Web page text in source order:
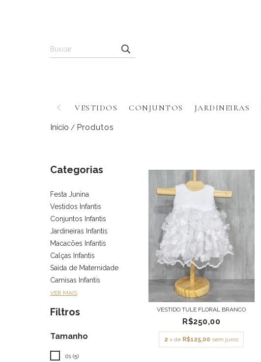
VESTIDOS CONJUNTOS JARDINEIRAS
Início / Produtos
Categorias
Festa Junina
Vestidos Infantis
Conjuntos Infantis
Jardineiras Infantis
Macacões Infantis
Calças Infantis
Saída de Maternidade
Camisas Infantis
VER MAIS
Filtros
Tamanho
01 (5)
VESTIDO TULE FLORAL BRANCO
R$250,00
2 x de R$125,00 sem juros